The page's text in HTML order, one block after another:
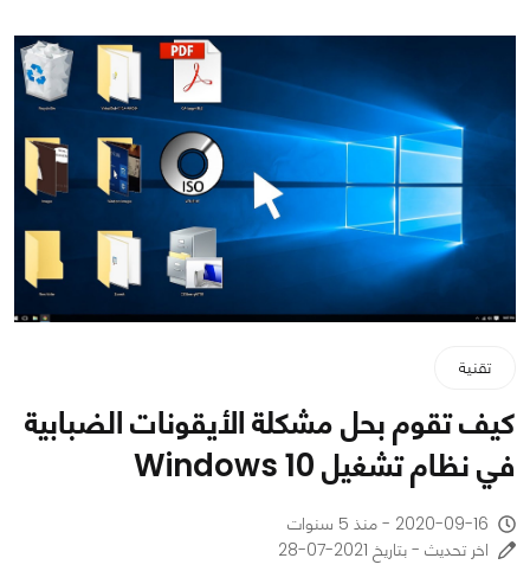
تقنية
كيف تقوم بحل مشكلة الأيقونات الضبابية
في نظام تشغيل Windows 10
2020-09-16 - منذ 5 سنوات
اخر تحديث - بتاريخ 2021-07-28